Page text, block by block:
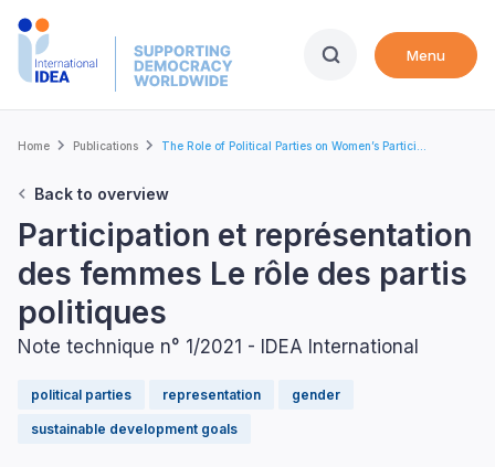
Skip
Menu
Breadcrumb
Home Publications The Role of Political Parties on Women’s Partici...
Back to overview
Participation et représentation
des femmes Le rôle des partis
politiques
Note technique n° 1/2021 - IDEA International
political parties representation gender
sustainable development goals